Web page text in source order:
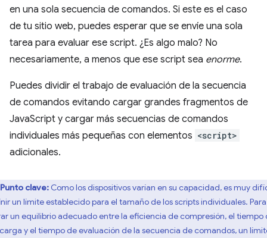
en una sola secuencia de comandos. Si este es el caso
de tu sitio web, puedes esperar que se envíe una sola
tarea para evaluar ese script. ¿Es algo malo? No
necesariamente, a menos que ese script sea enorme.
Puedes dividir el trabajo de evaluación de la secuencia
de comandos evitando cargar grandes fragmentos de
JavaScript y cargar más secuencias de comandos
individuales más pequeñas con elementos <script>
adicionales.
Punto clave: Como los dispositivos varían en su capacidad, es muy
un límite establecido para el tamaño de los scripts individuales. Para
un equilibrio adecuado entre la eficiencia de compresión, el tiempo
y el tiempo de evaluación de la secuencia de comandos, un